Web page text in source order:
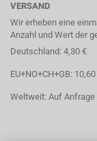
VERSAND
Wir erheben eine
Anzahl und Wert der
Deutschland: 4,30 €
EU+NO+CH+GB:
Weltweit: Auf Anfrage